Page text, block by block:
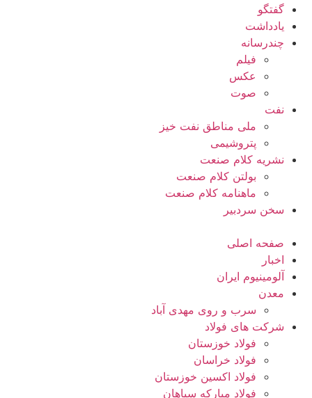
گفتگو
یادداشت
چندرسانه
فیلم
عکس
صوت
نفت
ملی مناطق نفت خیز
پتروشیمی
نشریه کلام صنعت
بولتن کلام صنعت
ماهنامه کلام صنعت
سخن سردبیر
صفحه اصلی
اخبار
آلومینیوم ایران
معدن
سرب و روی مهدی آباد
شرکت های فولاد
فولاد خوزستان
فولاد خراسان
فولاد اکسین خوزستان
فولاد مبارکه سپاهان